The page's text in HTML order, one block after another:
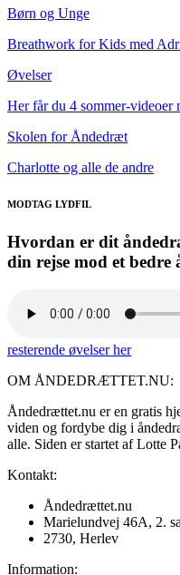
Børn og Unge
Breathwork for Kids med
Øvelser
Her får du 4 sommer-videoer
Skolen for Åndedræt
Charlotte og alle de andre
MODTAG LYDFIL
Hvordan er dit
din rejse mod et
resterende øvelser her
OM ÅNDEDRÆTTET.NU:
Åndedrættet.nu er en gratis
viden og fordybe dig i
alle. Siden er startet af Lotte
Kontakt:
Åndedrættet.nu
Marielundvej 46A, 2.
2730, Herlev
Information: